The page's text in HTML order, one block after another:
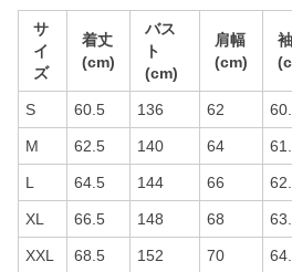
サ
イ
ズ
着丈
(cm)
バス
ト
(cm)
肩幅
(cm)
S 60.5 136 62
M 62.5 140 64
L 64.5 144 66
XL 66.5 148 68
XXL 68.5 152 70